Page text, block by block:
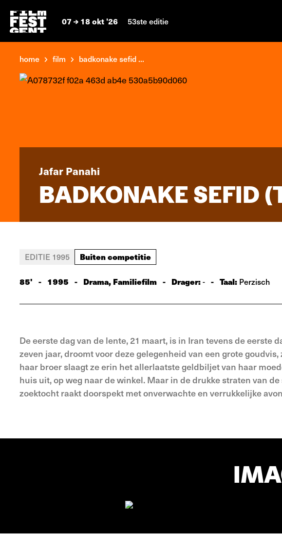
07 18 okt '26 53ste editie
home film badkonake sefid ...
Jafar Panahi
BADKONAKE SEFID
EDITIE 1995 Buiten competitie
85' - 1995 - Drama, Familiefilm - Drager:- - Taal: Perzisch
De eerste dag van de lente, 21 maart, is in Iran tevens de eerste
zeven jaar, droomt voor deze gelegenheid van een grote
haar broer slaagt ze erin het allerlaatste geldbiljet van haar
huis uit, op weg naar de winkel. Maar in de drukke straten van
zoektocht raakt doorspekt met onverwachte en verrukkelijke